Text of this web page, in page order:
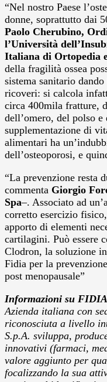
“Nel nostro Paese
donne, soprattutto dai
Paolo Cherubino,
l’Università
Italiana di Ortopedia
della fragilità ossea
sistema sanitario
ricoveri: si calcola
circa 400mila fratture,
dell’omero, del polso
supplementazione di
alimentari ha
dell’osteoporosi, e
“La prevenzione resta
commenta Giorgio
Spa–. Associato ad
corretto esercizio
apporto di elementi
cartilagini. Può essere
Clodron, la soluzione
Fidia per la
post menopausale”
Informazioni su
Azienda italiana con
riconosciuta a livello
S.p.A. sviluppa,
innovativi (farmaci,
valore aggiunto per
focalizzando la sua